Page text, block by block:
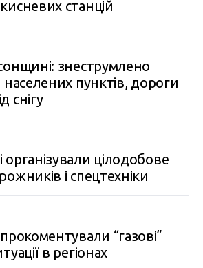
станцій
знеструмлено
населених пунктів, дороги
снігу
цілодобове
і спецтехніки
“газові”
в регіонах